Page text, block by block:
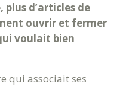
plus d’articles de
ouvrir et fermer
voulait bien
qui associait ses